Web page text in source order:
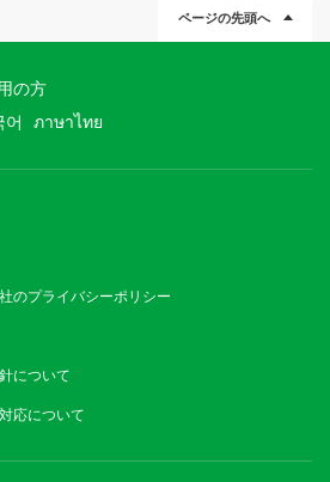
ページの先頭へ
の方
어 ภาษาไทย
のプライバシーポリシー
について
応について